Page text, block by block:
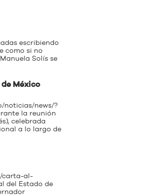
escribiendo
como si no
Solís se
México
noticias/news/?
la reunión
celebrada
a lo largo de
carta-al-
del Estado de